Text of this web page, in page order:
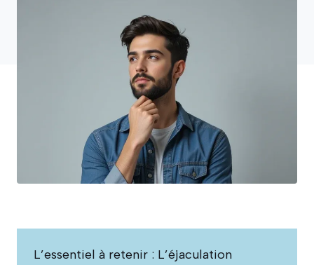
L’essentiel à retenir : L’éjaculation